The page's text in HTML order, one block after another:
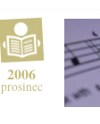
2006
prosinec